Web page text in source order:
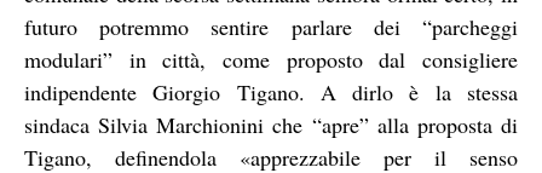
futuro potremmo sentire parlare dei “parcheggi
modulari” in città, come proposto dal consigliere
indipendente Giorgio Tigano. A dirlo è la stessa
sindaca Silvia Marchionini che “apre” alla proposta di
Tigano, definendola «apprezzabile per il senso